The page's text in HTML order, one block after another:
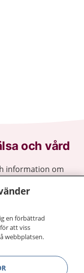
och vård
information om
göra dina
för
en förbättrad
att viss
webbplatsen.